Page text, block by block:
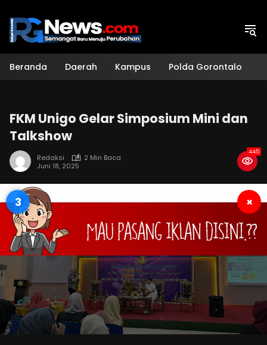
konten
Beranda Daerah Kampus Polda Gorontalo
FKM Unigo Gelar Simposium Mini dan
Talkshow
Redaksi
2 Min Baca
Juni 18, 2025
445
3 ×